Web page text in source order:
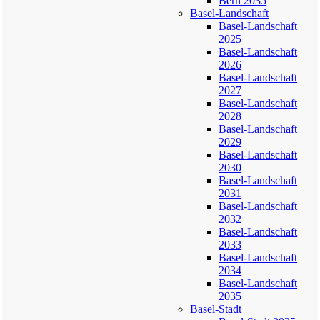
Basel-Landschaft
Basel-Landschaft
2025
Basel-Landschaft
2026
Basel-Landschaft
2027
Basel-Landschaft
2028
Basel-Landschaft
2029
Basel-Landschaft
2030
Basel-Landschaft
2031
Basel-Landschaft
2032
Basel-Landschaft
2033
Basel-Landschaft
2034
Basel-Landschaft
2035
Basel-Stadt